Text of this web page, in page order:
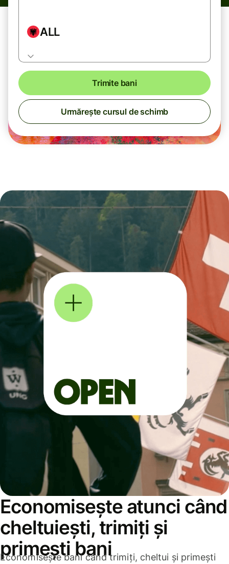
ALL
Trimite bani
Urmărește cursul de schimb
Economisește atunci când
cheltuiești, trimiți și
primești bani
Economisește bani când trimiți, cheltui și primești